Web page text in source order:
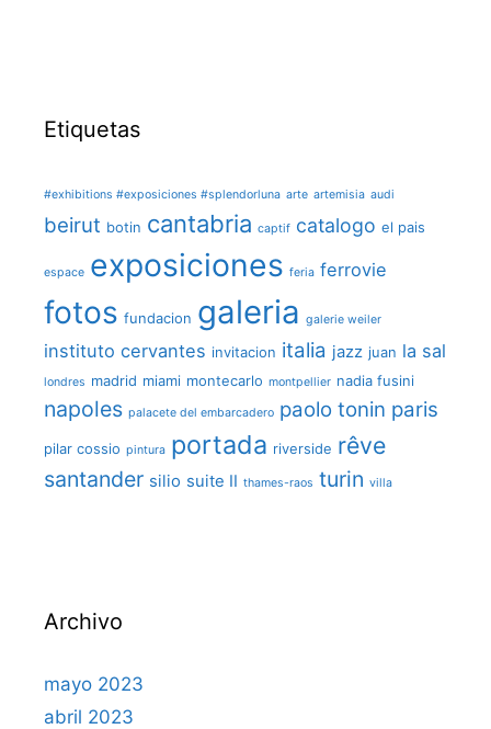
Etiquetas
#exhibitions #exposiciones #splendorluna arte artemisia audi
beirut botin cantabria captif catalogo el pais
espace exposiciones feria ferrovie
fotos fundacion galeria galerie weiler
instituto cervantes invitacion italia jazz juan la sal
londres madrid miami montecarlo montpellier nadia fusini
napoles palacete del embarcadero paolo tonin paris
pilar cossio pintura portada riverside rêve
santander silio suite II thames-raos turin villa
Archivo
mayo 2023
abril 2023